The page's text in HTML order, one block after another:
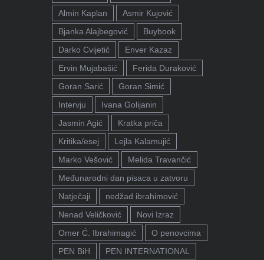
Almin Kaplan
Asmir Kujović
Bjanka Alajbegović
Buybook
Darko Cvijetić
Enver Kazaz
Ervin Mujabašić
Ferida Duraković
Goran Sarić
Goran Simić
Intervju
Ivana Golijanin
Jasmin Agić
Kratka priča
Kritika/esej
Lejla Kalamujić
Marko Vešović
Melida Travančić
Međunarodni dan pisaca u zatvoru
Natječaji
nedžad ibrahimović
Nenad Veličković
Novi Izraz
Omer Ć. Ibrahimagić
O penovcima
PEN BiH
PEN INTERNATIONAL